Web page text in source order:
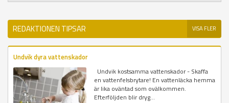
REDAKTIONEN TIPSAR VISA FLER
Undvik dyra vattenskador
Undvik kostsamma vattenskador - Skaffa
en vattenfelsbrytare! En vattenläcka hemma
är lika oväntad som ovälkommen.
Efterföljden blir dryg...